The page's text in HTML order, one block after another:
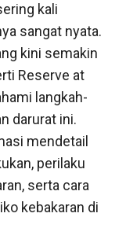
kali
sangat nyata.
kini semakin
Reserve at
langkah-
darurat ini.
mendetail
perilaku
serta cara
kebakaran di